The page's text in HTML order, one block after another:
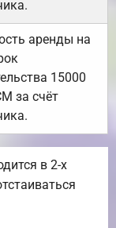
аренды на
15000
за счёт
в 2-х